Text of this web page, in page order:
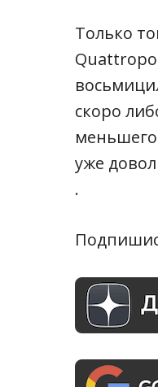
Только
скоро
уже
.